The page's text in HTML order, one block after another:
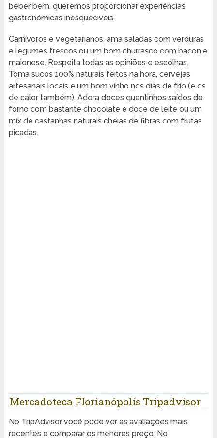
beber bem, queremos proporcionar experiências
gastronômicas inesquecíveis.
Carnívoros e vegetarianos, ama saladas com verduras
e legumes frescos ou um bom churrasco com bacon e
maionese. Respeita todas as opiniões e escolhas.
Toma sucos 100% naturais feitos na hora, cervejas
artesanais locais e um bom vinho nos dias de frio (e os
de calor também). Adora doces quentinhos saídos do
forno com bastante chocolate e doce de leite ou um
mix de castanhas naturais cheias de ﬁbras com frutas
picadas.
Mercadoteca Florianópolis Tripadvisor
No TripAdvisor você pode ver as avaliações mais
recentes e comparar os menores preço. No